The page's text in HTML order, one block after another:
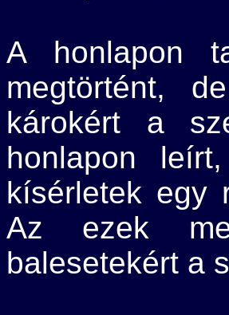
A honlapon
megtörtént,
károkért a
honlapon
kísérletek egy
Az ezek
balesetekért a